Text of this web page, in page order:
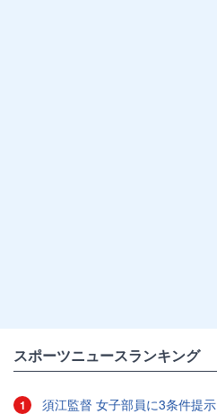
スポーツニュースランキング
1 須江監督 女子部員に3条件提示